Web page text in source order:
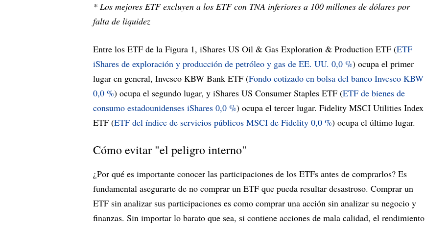
* Los mejores ETF excluyen a los ETF con TNA inferiores a 100 millones de dólares por
falta de liquidez
Entre los ETF de la Figura 1, iShares US Oil & Gas Exploration & Production ETF (ETF
iShares de exploración y producción de petróleo y gas de EE. UU. 0,0 %) ocupa el primer
lugar en general, Invesco KBW Bank ETF (Fondo cotizado en bolsa del banco Invesco KBW
0,0 %) ocupa el segundo lugar, y iShares US Consumer Staples ETF (ETF de bienes de
consumo estadounidenses iShares 0,0 %) ocupa el tercer lugar. Fidelity MSCI Utilities Index
ETF (ETF del índice de servicios públicos MSCI de Fidelity 0,0 %) ocupa el último lugar.
Cómo evitar "el peligro interno"
¿Por qué es importante conocer las participaciones de los ETFs antes de comprarlos? Es
fundamental asegurarte de no comprar un ETF que pueda resultar desastroso. Comprar un
ETF sin analizar sus participaciones es como comprar una acción sin analizar su negocio y
finanzas. Sin importar lo barato que sea, si contiene acciones de mala calidad, el rendimiento